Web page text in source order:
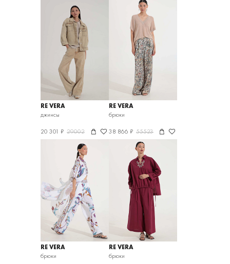
RE VERA
джинсы
20 301 ₽ 29002
RE VERA
брюки
38 866 ₽ 55523
RE VERA
брюки
RE VERA
брюки